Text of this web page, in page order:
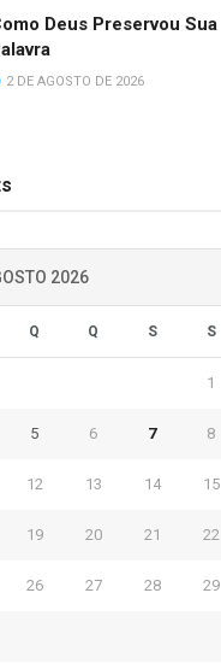
Deus Preservou Sua
2 DE AGOSTO DE 2026
2026
Q Q S S
1
5 6 7 8
12 13 14 15
19 20 21 22
26 27 28 29